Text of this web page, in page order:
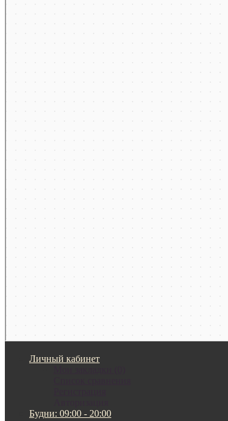
Личный кабинет
Будни: 09:00 - 20:00